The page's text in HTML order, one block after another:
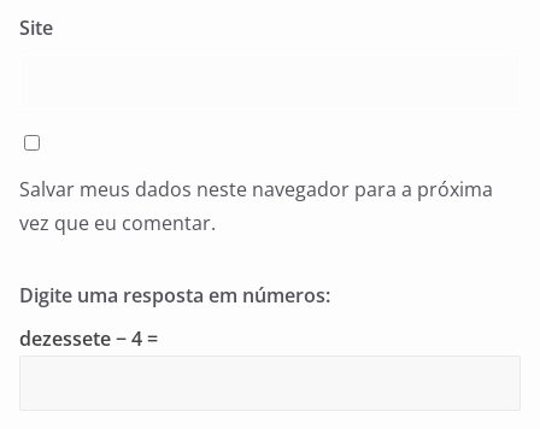
Site
Salvar meus dados neste navegador para a próxima
vez que eu comentar.
Digite uma resposta em números:
dezessete − 4 =